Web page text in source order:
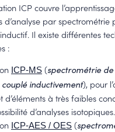
ICP couvre
d’analyse par spectrométrie
Il existe différentes
:
ICP-MS (spectrométrie
inductivement), pour
d’éléments à très faibles
d’analyses isotopiques.
ICP-AES / OES (